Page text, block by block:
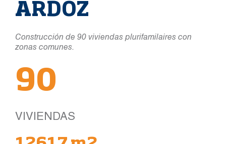
ARDOZ
Construcción de 90 viviendas plurifamilaires con
zonas comunes.
90
VIVIENDAS